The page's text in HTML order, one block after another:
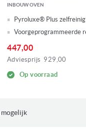
INBOUW OVEN
Pyroluxe® Plus
Voorgeprogrammeerde
447,00
Adviesprijs 929,00
Op voorraad
mogelijk